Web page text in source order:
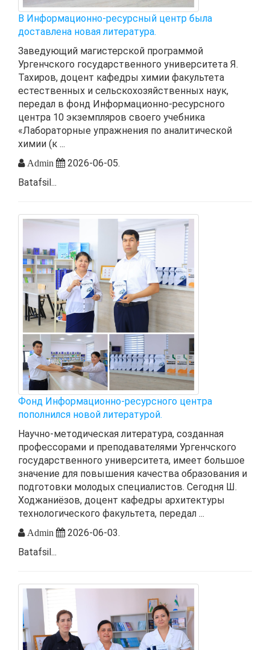
В Информационно-ресурсный центр была
доставлена новая литература.
Заведующий магистерской программой
Ургенчского государственного университета Я.
Тахиров, доцент кафедры химии факультета
естественных и сельскохозяйственных наук,
передал в фонд Информационно-ресурсного
центра 10 экземпляров своего учебника
«Лабораторные упражнения по аналитической
химии (к ...
Admin
2026-06-05.
Batafsil...
Фонд Информационно-ресурсного центра
пополнился новой литературой.
Научно-методическая литература, созданная
профессорами и преподавателями Ургенчского
государственного университета, имеет большое
значение для повышения качества образования и
подготовки молодых специалистов. Сегодня Ш.
Ходжаниёзов, доцент кафедры архитектуры
технологического факультета, передал ...
Admin
2026-06-03.
Batafsil...